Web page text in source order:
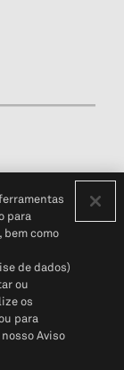
(em inglês)
Global
para
como
de dados)
ou
os
para
Aviso